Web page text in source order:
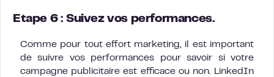
Etape 6 : Suivez vos performances.
Comme pour tout effort marketing, il est important
de suivre vos performances pour savoir si votre
campagne publicitaire est efficace ou non. LinkedIn